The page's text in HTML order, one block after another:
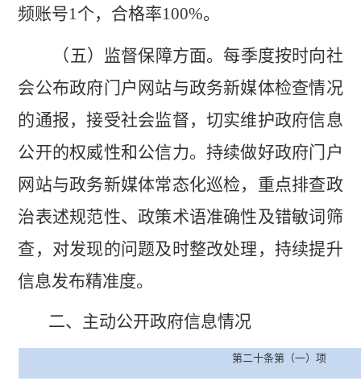
频账号1 个，合格率100%。
（五）监督保障方面。 每季度按时向社
会公布政府门户网站与政务新媒体检查情况
的通报，接受社会监督，切实维护政府信息
公开的权威性和公信力。持续做好政府门户
网站与政务新媒体常态化巡检，重点排查政
治表述规范性、政策术语准确性及错敏词筛
查，对发现的问题及时整改处理，持续提升
信息发布精准度。
二、主动公开政府信息情况
第二十条第（一）项